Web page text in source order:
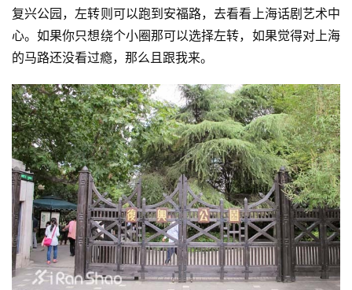
复兴公园，左转则可以跑到安福路，去看看上海话剧艺术中
心。如果你只想绕个小圈那可以选择左转，如果觉得对上海
的马路还没看过瘾，那么且跟我来。